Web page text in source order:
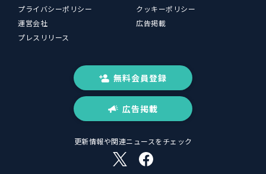
プライバシーポリシー
クッキーポリシー
運営会社
広告掲載
プレスリリース
無料会員登録
広告掲載
更新情報や関連ニュースをチェック